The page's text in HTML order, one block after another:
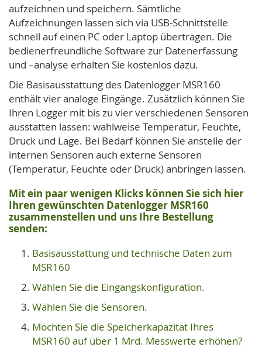
aufzeichnen und speichern. Sämtliche
Aufzeichnungen lassen sich via USB-Schnittstelle
schnell auf einen PC oder Laptop übertragen. Die
bedienerfreundliche Software zur Datenerfassung
und –analyse erhalten Sie kostenlos dazu.
Die Basisausstattung des Datenlogger MSR160
enthält vier analoge Eingänge. Zusätzlich können Sie
Ihren Logger mit bis zu vier verschiedenen Sensoren
ausstatten lassen: wahlweise Temperatur, Feuchte,
Druck und Lage. Bei Bedarf können Sie anstelle der
internen Sensoren auch externe Sensoren
(Temperatur, Feuchte oder Druck) anbringen lassen.
Mit ein paar wenigen Klicks können Sie sich hier
Ihren gewünschten Datenlogger MSR160
zusammenstellen und uns Ihre Bestellung
senden:
Basisausstattung und technische Daten zum
MSR160
Wählen Sie die Eingangskonfiguration.
Wählen Sie die Sensoren.
Möchten Sie die Speicherkapazität Ihres
MSR160 auf über 1 Mrd. Messwerte erhöhen?